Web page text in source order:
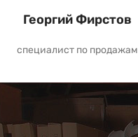
Георгий Фирстов
специалист по продажам